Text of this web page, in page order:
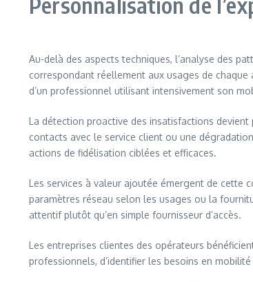
Au-delà des aspects techniques, l’analyse des
correspondant réellement aux usages de
d’un professionnel utilisant intensivement son
La détection proactive des insatisfactions
contacts avec le service client ou une
actions de fidélisation ciblées et efficaces.
Les services à valeur ajoutée émergent de cette
paramètres réseau selon les usages ou la
attentif plutôt qu’en simple fournisseur d’accès.
Les entreprises clientes des opérateurs
professionnels, d’identifier les besoins en